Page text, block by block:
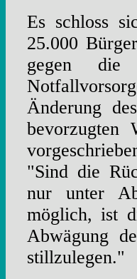
Es schloss
25.000
gegen die
Änderung
"Sind die
nur unter
möglich, ist
Abwägung
stillzulegen."